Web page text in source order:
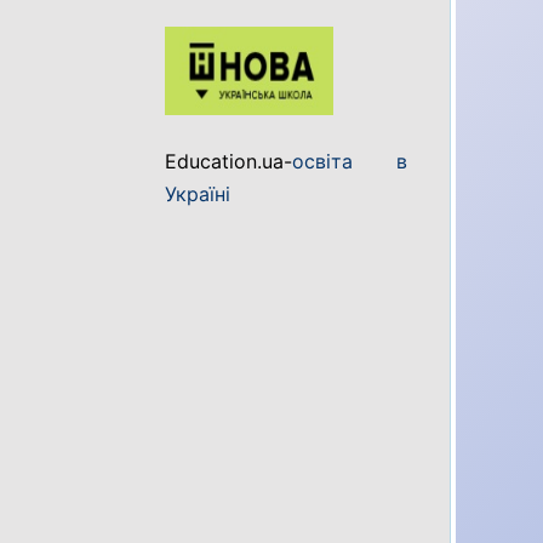
Education.ua-освіта в
Україні